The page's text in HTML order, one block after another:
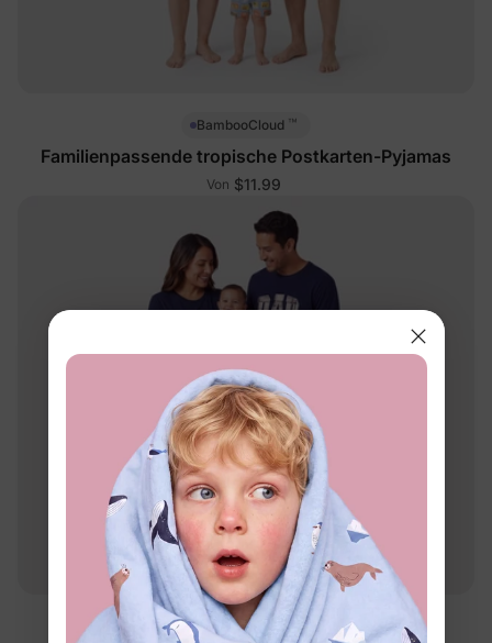
BambooCloud ™
Familienpassende tropische Postkarten-Pyjamas
Von $11.99
Familien-Matching